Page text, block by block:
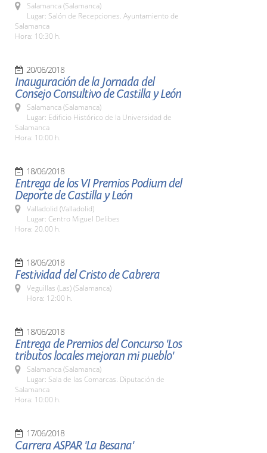
Salamanca (Salamanca)
Lugar: Salón de Recepciones. Ayuntamiento de
Salamanca
Hora: 10:30 h.
20/06/2018
Inauguración de la Jornada del
Consejo Consultivo de Castilla y León
Salamanca (Salamanca)
Lugar: Edificio Histórico de la Universidad de
Salamanca
Hora: 10:00 h.
18/06/2018
Entrega de los VI Premios Podium del
Deporte de Castilla y León
Valladolid (Valladolid)
Lugar: Centro Miguel Delibes
Hora: 20.00 h.
18/06/2018
Festividad del Cristo de Cabrera
Veguillas (Las) (Salamanca)
Hora: 12:00 h.
18/06/2018
Entrega de Premios del Concurso 'Los
tributos locales mejoran mi pueblo'
Salamanca (Salamanca)
Lugar: Sala de las Comarcas. Diputación de
Salamanca
Hora: 10:00 h.
17/06/2018
Carrera ASPAR 'La Besana'